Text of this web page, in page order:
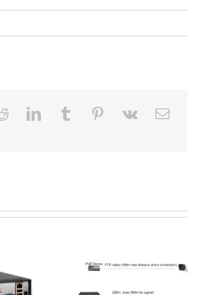
RedditLinkedInTumblr Pinterest
Vk Email